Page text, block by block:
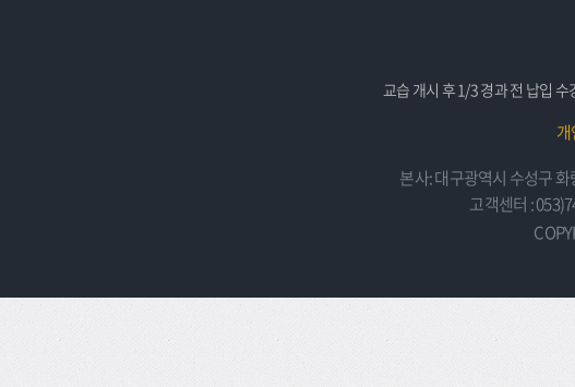
교습 개시 후 1/3 경과 전 납입
본사: 대구광역시 수성구
고객센터 :